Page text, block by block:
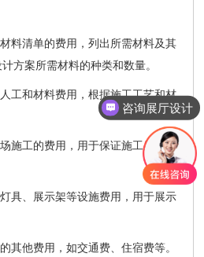
料清单的费用，列出所需材料及其
方案所需材料的种类和数量。
工和材料费用，根据施工工艺和材
施工的费用，用于保证施工质量和
具、展示架等设施费用，用于展示
其他费用，如交通费、住宿费等。
咨询展厅设计